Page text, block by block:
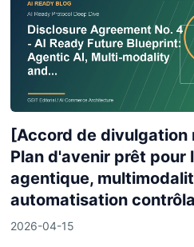
[Accord de divulgation
Plan d'avenir prêt pour
agentique,
automatisation
2026-04-15